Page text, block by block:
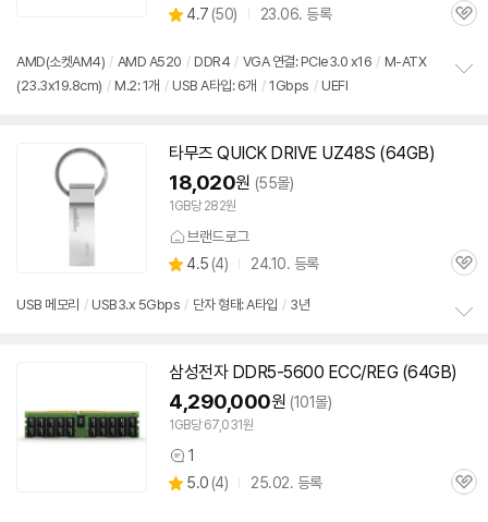
품
견
별
4.7 (상
리
뷰
50) 23.06. 등록
관
AMD(소켓AM4) / AMD A520 / DDR4 / VGA 연결: PCIe3.0 x16 / M-ATX
(23.3x19.8cm) / M.2: 1개 / USB A타입: 6개 / 1Gbps / UEFI
타무즈 QUICK DRIVE UZ48S (64GB)
18,020원 (55몰)
1GB당 282원
브랜드로그
별
점
4.5 (상
리
4) 24.10. 등록
관
USB 메모리 / USB3.x 5Gbps / 단자 형태: A타입 / 3년
삼성전자 DDR5-5600 ECC/REG (64GB)
4,290,000원 (101몰)
1GB당 67,031원
상
품
1
별
5.0 (상
4) 25.02. 등록
관